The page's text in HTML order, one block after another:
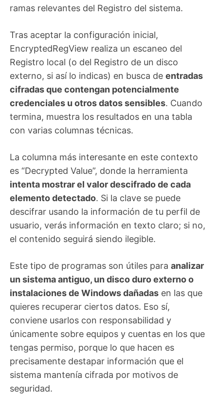
ramas relevantes del Registro del sistema.
Tras aceptar la configuración inicial,
EncryptedRegView realiza un escaneo del
Registro local (o del Registro de un disco
externo, si así lo indicas) en busca de entradas
cifradas que contengan potencialmente
credenciales u otros datos sensibles. Cuando
termina, muestra los resultados en una tabla
con varias columnas técnicas.
La columna más interesante en este contexto
es “Decrypted Value”, donde la herramienta
intenta mostrar el valor descifrado de cada
elemento detectado. Si la clave se puede
descifrar usando la información de tu perfil de
usuario, verás información en texto claro; si no,
el contenido seguirá siendo ilegible.
Este tipo de programas son útiles para analizar
un sistema antiguo, un disco duro externo o
instalaciones de Windows dañadas en las que
quieres recuperar ciertos datos. Eso sí,
conviene usarlos con responsabilidad y
únicamente sobre equipos y cuentas en los que
tengas permiso, porque lo que hacen es
precisamente destapar información que el
sistema mantenía cifrada por motivos de
seguridad.